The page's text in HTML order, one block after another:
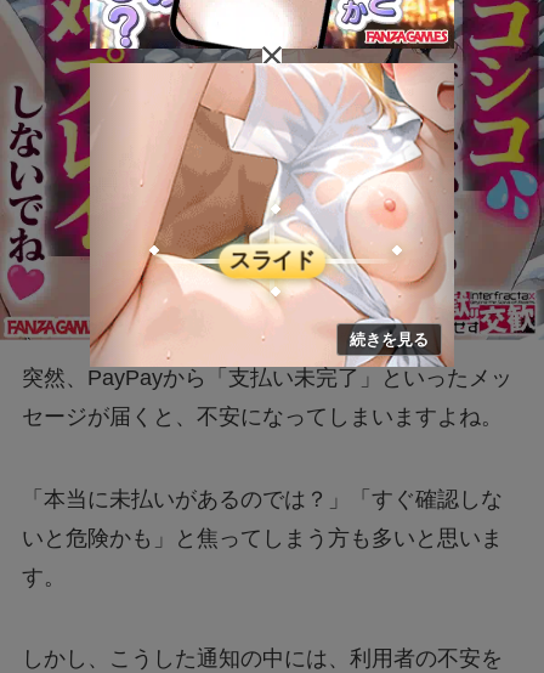
突然、PayPayから「支払い未完了」といったメッ
セージが届くと、不安になってしまいますよね。
「本当に未払いがあるのでは？」「すぐ確認しな
いと危険かも」と焦ってしまう方も多いと思いま
す。
しかし、こうした通知の中には、利用者の不安を